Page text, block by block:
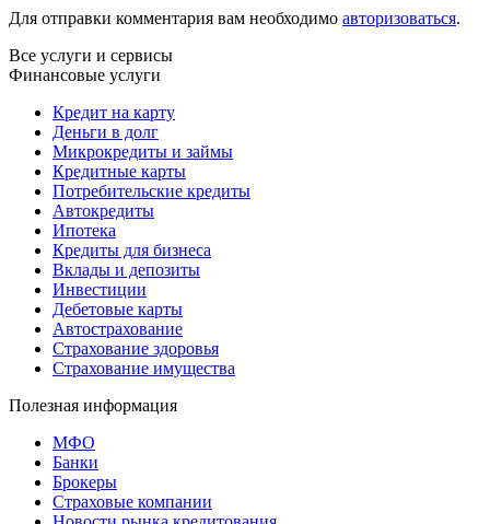
Для отправки комментария вам необходимо авторизоваться.
Все услуги и сервисы
Финансовые услуги
Кредит на карту
Деньги в долг
Микрокредиты и займы
Кредитные карты
Потребительские кредиты
Автокредиты
Ипотека
Кредиты для бизнеса
Вклады и депозиты
Инвестиции
Дебетовые карты
Автострахование
Страхование здоровья
Страхование имущества
Полезная информация
МФО
Банки
Брокеры
Страховые компании